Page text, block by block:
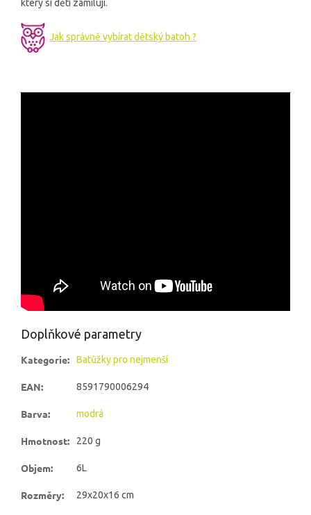
který si děti zamilují.
Jak správně vybírat dětský batoh ?
Doplňkové parametry
Kategorie: Batůžky pro nejmenší
EAN: 8591790006294
Barva: modrá
Hmotnost: 220 g
Objem: 6L
Rozměry: 29x20x16 cm